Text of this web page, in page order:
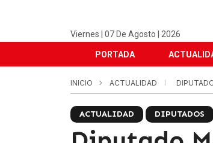
Viernes | 07 De Agosto | 2026
PORTADA
INICIO ACTUALIDAD
ACTUALIDAD DIPUTADOS